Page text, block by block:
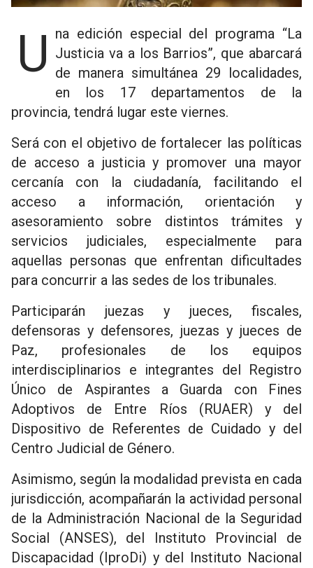
Una edición especial del programa “La Justicia va a los Barrios”, que abarcará
de manera simultánea 29 localidades,
en los 17 departamentos de la
provincia, tendrá lugar este viernes.
Será con el objetivo de fortalecer las políticas
de acceso a justicia y promover una mayor
cercanía con la ciudadanía, facilitando el
acceso a información, orientación y
asesoramiento sobre distintos trámites y
servicios judiciales, especialmente para
aquellas personas que enfrentan dificultades
para concurrir a las sedes de los tribunales.
Participarán juezas y jueces, fiscales,
defensoras y defensores, juezas y jueces de
Paz, profesionales de los equipos
interdisciplinarios e integrantes del Registro
Único de Aspirantes a Guarda con Fines
Adoptivos de Entre Ríos (RUAER) y del
Dispositivo de Referentes de Cuidado y del
Centro Judicial de Género.
Asimismo, según la modalidad prevista en cada
jurisdicción, acompañarán la actividad personal
de la Administración Nacional de la Seguridad
Social (ANSES), del Instituto Provincial de
Discapacidad (IproDi) y del Instituto Nacional